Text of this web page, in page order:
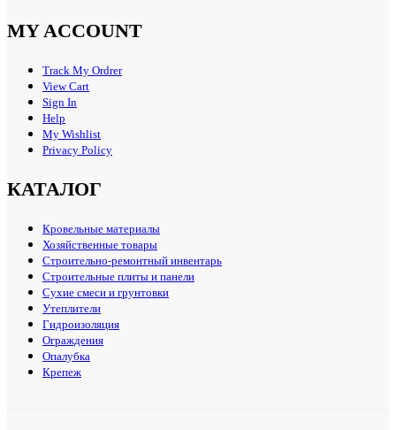
MY ACCOUNT
Track My Ordrer
View Cart
Sign In
Help
My Wishlist
Privacy Policy
КАТАЛОГ
Кровельные материалы
Хозяйственные товары
Строительно-ремонтный инвентарь
Строительные плиты и панели
Сухие смеси и грунтовки
Утеплители
Гидроизоляция
Ограждения
Опалубка
Крепеж